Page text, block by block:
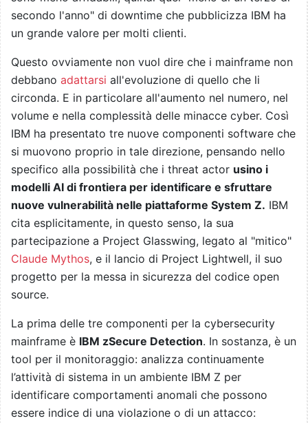
secondo l'anno" di downtime che pubblicizza IBM ha
un grande valore per molti clienti.
Questo ovviamente non vuol dire che i mainframe non
debbano adattarsi all'evoluzione di quello che li
circonda. E in particolare all'aumento nel numero, nel
volume e nella complessità delle minacce cyber. Così
IBM ha presentato tre nuove componenti software che
si muovono proprio in tale direzione, pensando nello
specifico alla possibilità che i threat actor usino i
modelli AI di frontiera per identificare e sfruttare
nuove vulnerabilità nelle piattaforme System Z. IBM
cita esplicitamente, in questo senso, la sua
partecipazione a Project Glasswing, legato al "mitico"
Claude Mythos, e il lancio di Project Lightwell, il suo
progetto per la messa in sicurezza del codice open
source.
La prima delle tre componenti per la cybersecurity
mainframe è IBM zSecure Detection. In sostanza, è un
tool per il monitoraggio: analizza continuamente
l’attività di sistema in un ambiente IBM Z per
identificare comportamenti anomali che possono
essere indice di una violazione o di un attacco: